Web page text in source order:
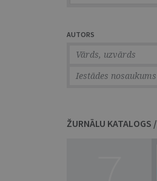
AUTORS
ŽURNĀLU KATALOGS /